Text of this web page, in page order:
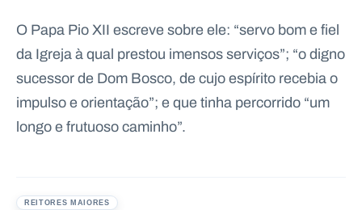
O Papa Pio XII escreve sobre ele: “servo bom e fiel
da Igreja à qual prestou imensos serviços”; “o digno
sucessor de Dom Bosco, de cujo espírito recebia o
impulso e orientação”; e que tinha percorrido “um
longo e frutuoso caminho”.
REITORES MAIORES